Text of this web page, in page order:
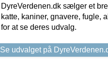
DyreVerdenen.dk sælger et
katte, kaniner, gnavere, fugle,
for at se deres udvalg.
Se udvalget på